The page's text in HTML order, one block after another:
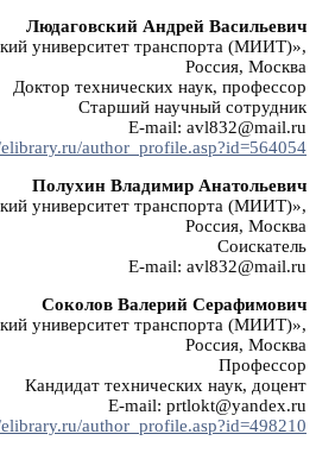
Людаговский Андрей Васильевич
университет транспорта (МИИТ)»,
Россия, Москва
Доктор технических наук, профессор
Старший научный сотрудник
E-mail: avl832@mail.ru
author_profile.asp?id=564054
Полухин Владимир Анатольевич
университет транспорта (МИИТ)»,
Россия, Москва
Соискатель
E-mail: avl832@mail.ru
Соколов Валерий Серафимович
университет транспорта (МИИТ)»,
Россия, Москва
Профессор
Кандидат технических наук, доцент
E-mail: prtlokt@yandex.ru
author_profile.asp?id=498210